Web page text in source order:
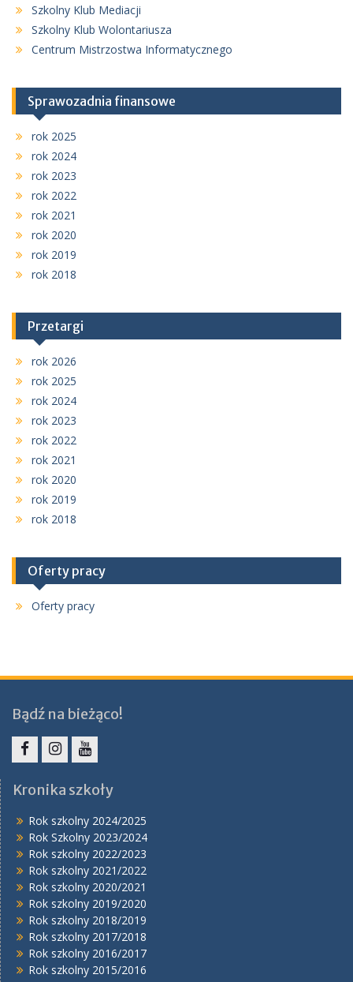
Szkolny Klub Mediacji
Szkolny Klub Wolontariusza
Centrum Mistrzostwa Informatycznego
Sprawozadnia finansowe
rok 2025
rok 2024
rok 2023
rok 2022
rok 2021
rok 2020
rok 2019
rok 2018
Przetargi
rok 2026
rok 2025
rok 2024
rok 2023
rok 2022
rok 2021
rok 2020
rok 2019
rok 2018
Oferty pracy
Oferty pracy
Bądź na bieżąco!
Kronika szkoły
Rok szkolny 2024/2025
Rok Szkolny 2023/2024
Rok szkolny 2022/2023
Rok szkolny 2021/2022
Rok szkolny 2020/2021
Rok szkolny 2019/2020
Rok szkolny 2018/2019
Rok szkolny 2017/2018
Rok szkolny 2016/2017
Rok szkolny 2015/2016